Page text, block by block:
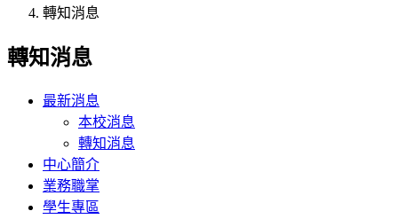
轉知消息
轉知消息
最新消息
本校消息
轉知消息
中心簡介
業務職掌
學生專區